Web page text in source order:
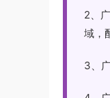
2、
域，
3、